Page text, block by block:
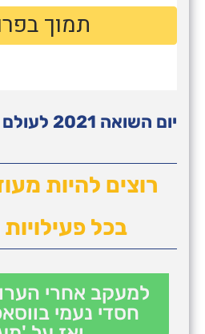
יום השואה 2021 לעולם לא עוד
רוצים להיות
בכל
למעקב אחרי
חסדי נעמי